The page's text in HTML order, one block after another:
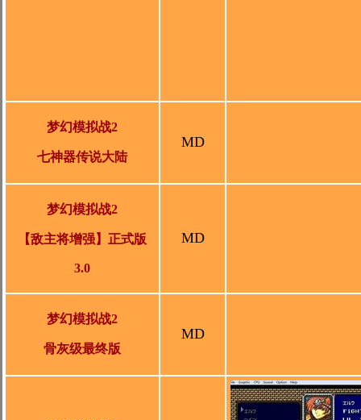
梦幻模拟战2
七神器传说大陆
MD
梦幻模拟战2
【敌主将增强】正式版
3.0
MD
梦幻模拟战2
骨灰级最终版
MD